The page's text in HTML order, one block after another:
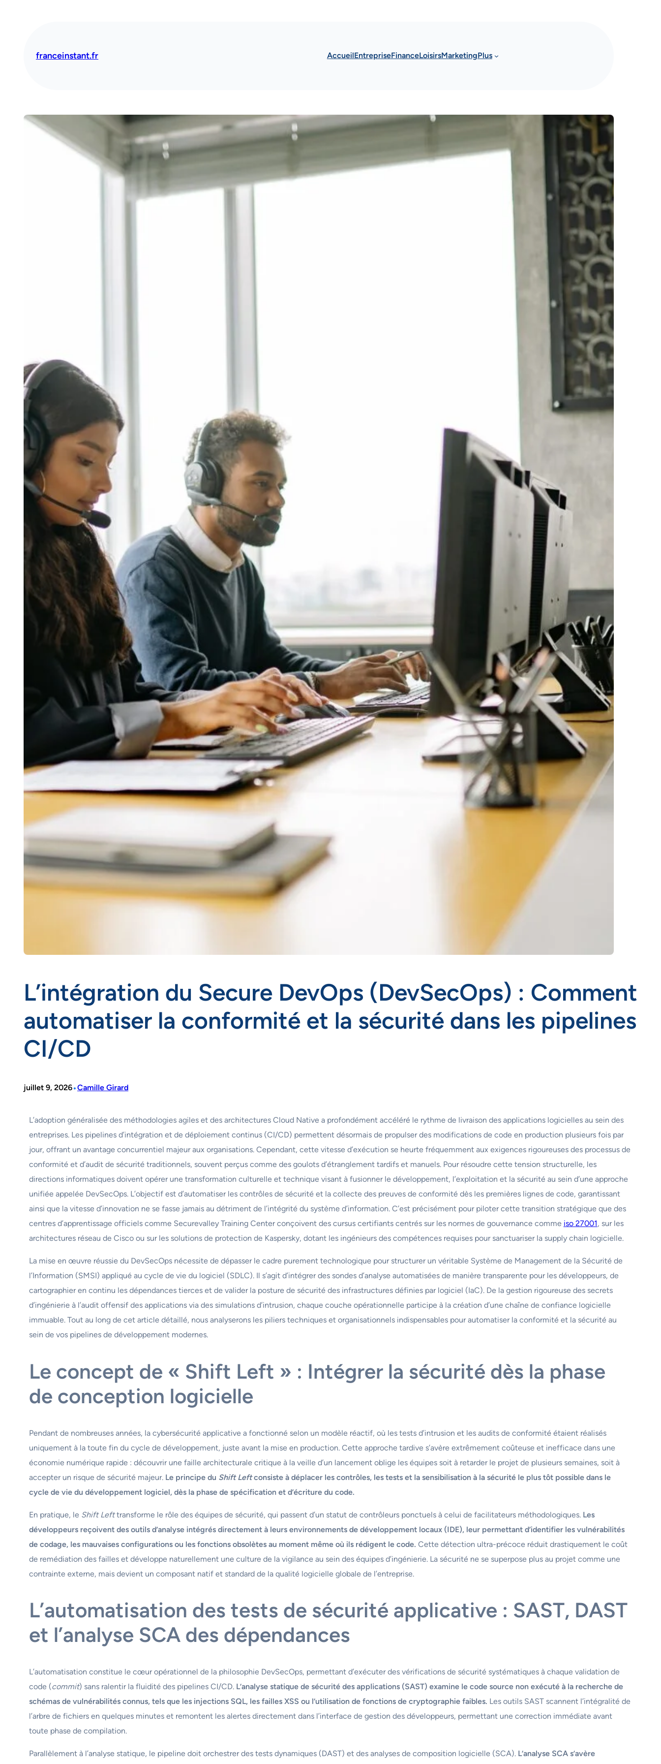
franceinstant.fr AccueilEntrepriseFinanceLoisirsMarketingPlus
L’intégration du Secure DevOps (DevSecOps) : Comment
automatiser la conformité et la sécurité dans les pipelines
CI/CD
juillet 9, 2026•Camille Girard
L’adoption généralisée des méthodologies agiles et des architectures Cloud Native a profondément accéléré le rythme de livraison des applications logicielles au sein des
entreprises. Les pipelines d’intégration et de déploiement continus (CI/CD) permettent désormais de propulser des modifications de code en production plusieurs fois par
jour, offrant un avantage concurrentiel majeur aux organisations. Cependant, cette vitesse d’exécution se heurte fréquemment aux exigences rigoureuses des processus de
conformité et d’audit de sécurité traditionnels, souvent perçus comme des goulots d’étranglement tardifs et manuels. Pour résoudre cette tension structurelle, les
directions informatiques doivent opérer une transformation culturelle et technique visant à fusionner le développement, l’exploitation et la sécurité au sein d’une approche
unifiée appelée DevSecOps. L’objectif est d’automatiser les contrôles de sécurité et la collecte des preuves de conformité dès les premières lignes de code, garantissant
ainsi que la vitesse d’innovation ne se fasse jamais au détriment de l’intégrité du système d’information. C’est précisément pour piloter cette transition stratégique que des
centres d’apprentissage officiels comme Securevalley Training Center conçoivent des cursus certifiants centrés sur les normes de gouvernance comme iso 27001, sur les
architectures réseau de Cisco ou sur les solutions de protection de Kaspersky, dotant les ingénieurs des compétences requises pour sanctuariser la supply chain logicielle.
La mise en œuvre réussie du DevSecOps nécessite de dépasser le cadre purement technologique pour structurer un véritable Système de Management de la Sécurité de
l’Information (SMSI) appliqué au cycle de vie du logiciel (SDLC). Il s’agit d’intégrer des sondes d’analyse automatisées de manière transparente pour les développeurs, de
cartographier en continu les dépendances tierces et de valider la posture de sécurité des infrastructures définies par logiciel (IaC). De la gestion rigoureuse des secrets
d’ingénierie à l’audit offensif des applications via des simulations d’intrusion, chaque couche opérationnelle participe à la création d’une chaîne de confiance logicielle
immuable. Tout au long de cet article détaillé, nous analyserons les piliers techniques et organisationnels indispensables pour automatiser la conformité et la sécurité au
sein de vos pipelines de développement modernes.
Le concept de « Shift Left » : Intégrer la sécurité dès la phase
de conception logicielle
Pendant de nombreuses années, la cybersécurité applicative a fonctionné selon un modèle réactif, où les tests d’intrusion et les audits de conformité étaient réalisés
uniquement à la toute fin du cycle de développement, juste avant la mise en production. Cette approche tardive s’avère extrêmement coûteuse et inefficace dans une
économie numérique rapide : découvrir une faille architecturale critique à la veille d’un lancement oblige les équipes soit à retarder le projet de plusieurs semaines, soit à
accepter un risque de sécurité majeur. Le principe du Shift Leftconsiste à déplacer les contrôles, les tests et la sensibilisation à la sécurité le plus tôt possible dans le
cycle de vie du développement logiciel, dès la phase de spécification et d’écriture du code.
En pratique, le Shift Lefttransforme le rôle des équipes de sécurité, qui passent d’un statut de contrôleurs ponctuels à celui de facilitateurs méthodologiques. Les
développeurs reçoivent des outils d’analyse intégrés directement à leurs environnements de développement locaux (IDE), leur permettant d’identifier les vulnérabilités
de codage, les mauvaises configurations ou les fonctions obsolètes au moment même où ils rédigent le code. Cette détection ultra-précoce réduit drastiquement le coût
de remédiation des failles et développe naturellement une culture de la vigilance au sein des équipes d’ingénierie. La sécurité ne se superpose plus au projet comme une
contrainte externe, mais devient un composant natif et standard de la qualité logicielle globale de l’entreprise.
L’automatisation des tests de sécurité applicative : SAST, DAST
et l’analyse SCA des dépendances
L’automatisation constitue le cœur opérationnel de la philosophie DevSecOps, permettant d’exécuter des vérifications de sécurité systématiques à chaque validation de
code (commit) sans ralentir la fluidité des pipelines CI/CD. L’analyse statique de sécurité des applications (SAST) examine le code source non exécuté à la recherche de
schémas de vulnérabilités connus, tels que les injections SQL, les failles XSS ou l’utilisation de fonctions de cryptographie faibles. Les outils SAST scannent l’intégralité de
l’arbre de fichiers en quelques minutes et remontent les alertes directement dans l’interface de gestion des développeurs, permettant une correction immédiate avant
toute phase de compilation.
Parallèlement à l’analyse statique, le pipeline doit orchestrer des tests dynamiques (DAST) et des analyses de composition logicielle (SCA). L’analyse SCA s’avère